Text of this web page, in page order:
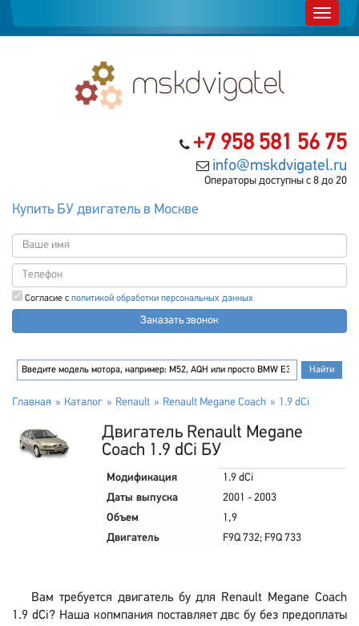
+7 958 581 56 75
info@mskdvigatel.ru
Операторы доступны с 8 до 20
Купить БУ двигатель в Москве
Согласие с политикой обработки персональных данных
Заказать звонок
Главная Каталог Renault Renault Megane Coach 1.9 dCi
Двигатель Renault Megane
Coach 1.9 dCi БУ
Модификация
1.9 dCi
Даты выпуска
2001 - 2003
Объем
1,9
Двигатель
F9Q 732; F9Q 733
Вам требуется двигатель бу для Renault Megane Coach
1.9 dCi? Наша копмпания поставляет двс бу без предоплаты